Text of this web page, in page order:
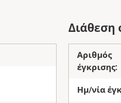
Διάθεση
Αριθμός
έγκρισης:
Ημ/νία